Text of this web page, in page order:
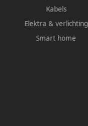
Kabels
Elektra & verlichting
Smart home